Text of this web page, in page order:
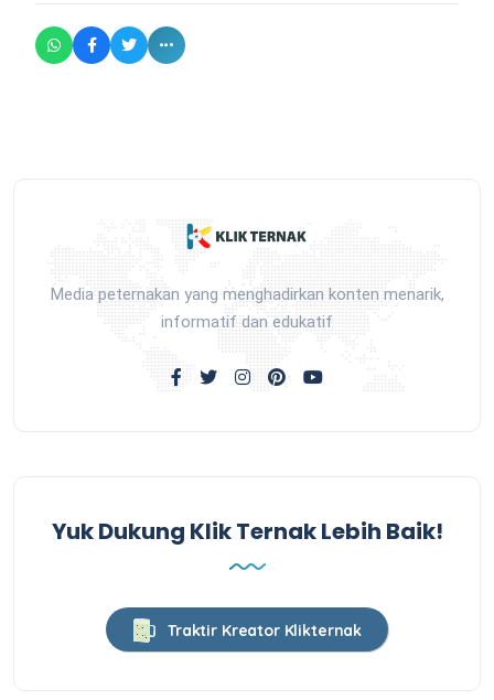
Media peternakan yang menghadirkan konten menarik,
informatif dan edukatif
Yuk Dukung Klik Ternak Lebih Baik!
Traktir Kreator Klikternak